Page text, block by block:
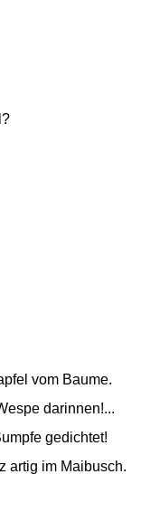
vom Baume.
darinnen!...
gedichtet!
artig im Maibusch.